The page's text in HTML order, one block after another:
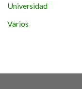
Universidad
Varios